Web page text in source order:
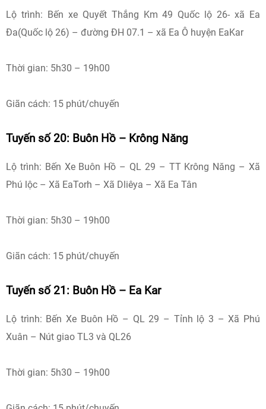
Lộ trình: Bến xe Quyết Thắng Km 49 Quốc lộ 26- xã Ea
Đa(Quốc lộ 26) – đường ĐH 07.1 – xã Ea Ô huyện EaKar
Thời gian: 5h30 – 19h00
Giãn cách: 15 phút/chuyến
Tuyến số 20: Buôn Hồ – Krông Năng
Lộ trình: Bến Xe Buôn Hồ – QL 29 – TT Krông Năng – Xã
Phú lộc – Xã EaTorh – Xã Dliêya – Xã Ea Tân
Thời gian: 5h30 – 19h00
Giãn cách: 15 phút/chuyến
Tuyến số 21: Buôn Hồ – Ea Kar
Lộ trình: Bến Xe Buôn Hồ – QL 29 – Tỉnh lộ 3 – Xã Phú
Xuân – Nút giao TL3 và QL26
Thời gian: 5h30 – 19h00